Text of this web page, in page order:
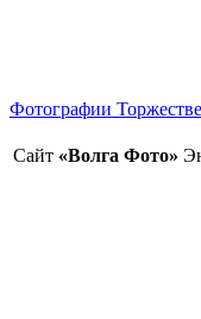
Фотографии
Сайт «Волга Фото»